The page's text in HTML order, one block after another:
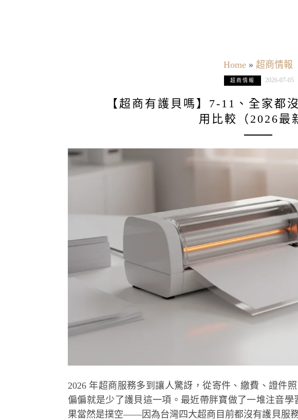
Home» 超商情報
超商情報 2026-07-05
【超商有護貝嗎】7-11、全家都
用比較（2026最
2026 年超商服務多到讓人驚訝，從寄件、繳費、證件
偏偏就是少了護貝這一項。最近帶胖寶做了一堆注音學
果當然是撲空——因為台灣四大超商目前都沒有護貝服